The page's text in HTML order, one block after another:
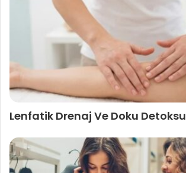
Lenfatik Drenaj Ve Doku Detoksu